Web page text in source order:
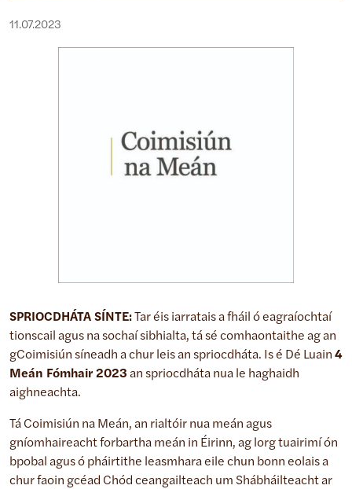
11.07.2023
SPRIOCDHÁTA SÍNTE: Tar éis iarratais a fháil ó eagraíochtaí
tionscail agus na sochaí sibhialta, tá sé comhaontaithe ag an
gCoimisiún síneadh a chur leis an spriocdháta. Is é Dé Luain 4
Meán Fómhair 2023 an spriocdháta nua le haghaidh
aighneachta.
Tá Coimisiún na Meán, an rialtóir nua meán agus
gníomhaireacht forbartha meán in Éirinn, ag lorg tuairimí ón
bpobal agus ó pháirtithe leasmhara eile chun bonn eolais a
chur faoin gcéad Chód ceangailteach um Shábháilteacht ar